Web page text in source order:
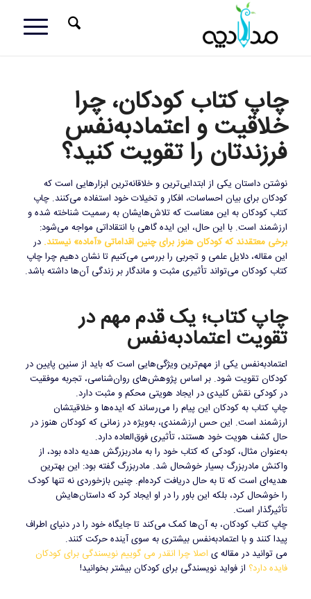
چاپ کتاب کودکان، چرا
خلاقیت و اعتمادبه‌نفس
فرزندتان را تقویت کنید؟
نوشتن داستان یکی از ابتدایی‌ترین و خلاقانه‌ترین ابزارهایی است که
کودکان برای بیان احساسات، افکار و تخیلات خود استفاده می‌کنند. چاپ
کتاب‌ کودکان به این معناست که تلاش‌هایشان به رسمیت شناخته شده و
ارزشمند است. با این حال، این ایده گاهی با انتقاداتی مواجه می‌شود:
برخی معتقدند که کودکان هنوز برای چنین اقداماتی «آماده» نیستند. در
این مقاله، دلایل علمی و تجربی را بررسی می‌کنیم تا نشان دهیم چرا چاپ
کتاب‌ کودکان می‌تواند تأثیری مثبت و ماندگار بر زندگی آن‌ها داشته باشد.
چاپ کتاب؛ یک قدم مهم در
تقویت اعتمادبه‌نفس
اعتمادبه‌نفس یکی از مهم‌ترین ویژگی‌هایی است که باید از سنین پایین در
کودکان تقویت شود. بر اساس پژوهش‌های روان‌شناسی، تجربه موفقیت
در کودکی نقش کلیدی در ایجاد هویتی محکم و مثبت دارد.
چاپ کتاب به کودکان این پیام را می‌رساند که ایده‌ها و خلاقیتشان
ارزشمند است. این حس ارزشمندی، به‌ویژه در زمانی که کودکان هنوز در
حال کشف هویت خود هستند، تأثیری فوق‌العاده دارد.
به‌عنوان مثال، کودکی که کتاب خود را به مادربزرگش هدیه داده بود، از
واکنش مادربزرگ بسیار خوشحال شد. مادربزرگ گفته بود: این بهترین
هدیه‌ای است که تا به حال دریافت کرده‌ام. چنین بازخوردی نه تنها کودک
را خوشحال کرد، بلکه این باور را در او ایجاد کرد که داستان‌هایش
تأثیرگذار است.
چاپ کتاب کودکان، به آن‌ها کمک می‌کند تا جایگاه خود را در دنیای اطراف
پیدا کنند و با اعتمادبه‌نفس بیشتری به سوی آینده حرکت کنند.
می توانید در مقاله ی اصلا چرا انقدر می گوییم نویسندگی برای کودکان
فایده دارد؟ از فواید نویسندگی برای کودکان بیشتر بخوانید!